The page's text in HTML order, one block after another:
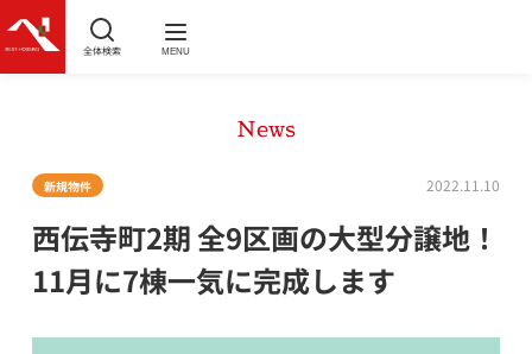
全体検索 MENU
News
新規物件 2022.11.10
西伝寺町2期 全9区画の大型分譲地！
11月に7棟一気に完成します